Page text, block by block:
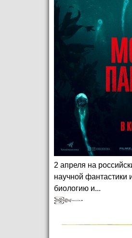
2 апреля на
научной
биологию и...